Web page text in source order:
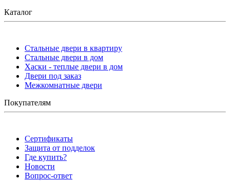
Каталог
Стальные двери в квартиру
Стальные двери в дом
Хаски - теплые двери в дом
Двери под заказ
Межкомнатные двери
Покупателям
Сертификаты
Защита от подделок
Где купить?
Новости
Вопрос-ответ